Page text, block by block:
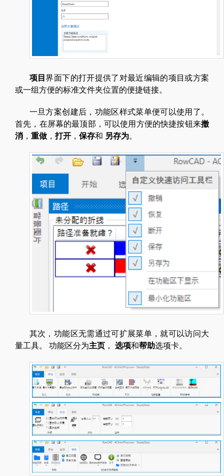
项目界面下的打开提供了对最近编辑的项目或方案
或一组方便的标准文件夹位置的便捷链接。
一旦方案创建后，功能区样式菜单便可以使用了。
首先，在屏幕的最顶部，可以使用方便的快捷按钮来撤
消 ， 重做 ，打开 ， 保存和 另存为。
其次，功能区无需通过可扩展菜单，就可以访问大
量工具。 功能区分为主页 ， 选项和帮助选项卡。